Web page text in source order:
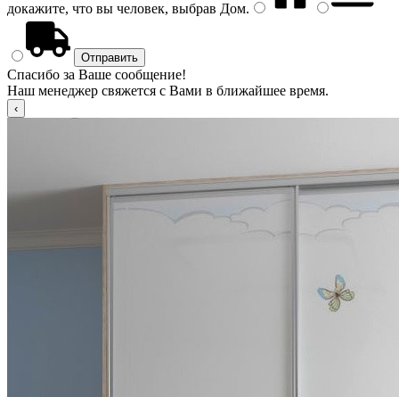
докажите, что вы человек, выбрав Дом.
Спасибо за Ваше сообщение!
Наш менеджер свяжется с Вами в ближайшее время.